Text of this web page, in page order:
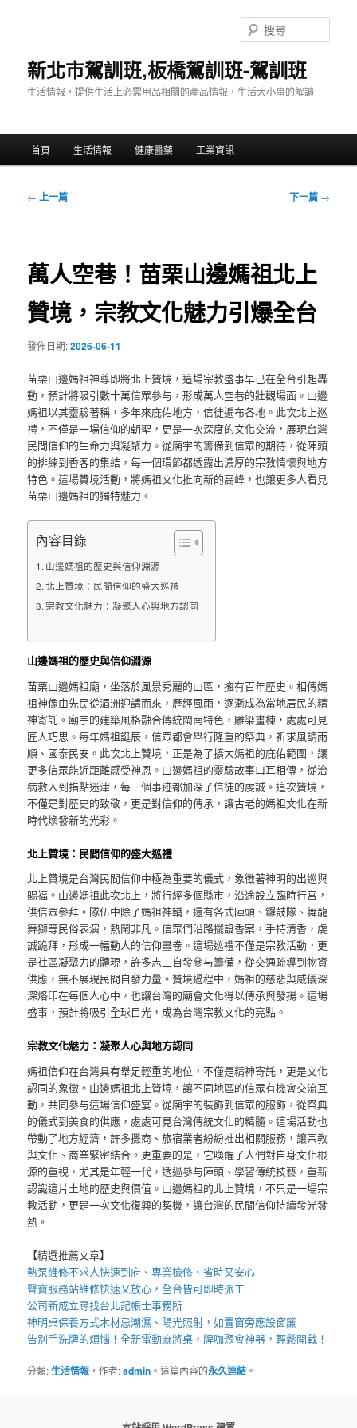
新北市駕訓班,板橋駕訓班-駕訓班
生活情報，提供生活上必需用品相關的產品情報，生活大小事的解讀
尋
首頁 生活情報 健康醫藥 工業資訊
文
← 上一篇 下一篇 →
萬人空巷！苗栗山邊媽祖北上
贊境，宗教文化魅力引爆全台
發佈日期:2026-06-11
苗栗山邊媽祖神尊即將北上贊境，這場宗教盛事早已在全台引起轟
動，預計將吸引數十萬信眾參与，形成萬人空巷的壯觀場面。山邊
媽祖以其靈驗著稱，多年來庇佑地方，信徒遍布各地。此次北上巡
禮，不僅是一場信仰的朝聖，更是一次深度的文化交流，展現台灣
民間信仰的生命力與凝聚力。從廟宇的籌備到信眾的期待，從陣頭
的排練到香客的集結，每一個環節都透露出濃厚的宗教情懷與地方
特色。這場贊境活動，將媽祖文化推向新的高峰，也讓更多人看見
苗栗山邊媽祖的獨特魅力。
內容目錄
山邊媽祖的歷史與信仰淵源
北上贊境：民間信仰的盛大巡禮
宗教文化魅力：凝聚人心與地方認同
山邊媽祖的歷史與信仰淵源
苗栗山邊媽祖廟，坐落於風景秀麗的山區，擁有百年歷史。相傳媽
祖神像由先民從湄洲迎請而來，歷經風雨，逐漸成為當地居民的精
神寄託。廟宇的建築風格融合傳統閩南特色，雕梁畫棟，處處可見
匠人巧思。每年媽祖誕辰，信眾都會舉行隆重的祭典，祈求風調雨
順、國泰民安。此次北上贊境，正是為了擴大媽祖的庇佑範圍，讓
更多信眾能近距離感受神恩。山邊媽祖的靈驗故事口耳相傳，從治
病救人到指點迷津，每一個事迹都加深了信徒的虔誠。這次贊境，
不僅是對歷史的致敬，更是對信仰的傳承，讓古老的媽祖文化在新
時代煥發新的光彩。
北上贊境：民間信仰的盛大巡禮
北上贊境是台灣民間信仰中極為重要的儀式，象徵著神明的出巡與
賜福。山邊媽祖此次北上，將行經多個縣市，沿途設立臨時行宮，
供信眾參拜。隊伍中除了媽祖神轎，還有各式陣頭、鑼鼓隊、舞龍
舞獅等民俗表演，熱鬧非凡。信眾們沿路擺設香案，手持清香，虔
誠跪拜，形成一幅動人的信仰畫卷。這場巡禮不僅是宗教活動，更
是社區凝聚力的體現，許多志工自發參与籌備，從交通疏導到物資
供應，無不展現民間自發力量。贊境過程中，媽祖的慈悲與威儀深
深烙印在每個人心中，也讓台灣的廟會文化得以傳承與發揚。這場
盛事，預計將吸引全球目光，成為台灣宗教文化的亮點。
宗教文化魅力：凝聚人心與地方認同
媽祖信仰在台灣具有舉足輕重的地位，不僅是精神寄託，更是文化
認同的象徵。山邊媽祖北上贊境，讓不同地區的信眾有機會交流互
動，共同參与這場信仰盛宴。從廟宇的裝飾到信眾的服飾，從祭典
的儀式到美食的供應，處處可見台灣傳統文化的精髓。這場活動也
帶動了地方經濟，許多攤商、旅宿業者紛紛推出相關服務，讓宗教
與文化、商業緊密結合。更重要的是，它喚醒了人們對自身文化根
源的重視，尤其是年輕一代，透過參与陣頭、學習傳統技藝，重新
認識這片土地的歷史與價值。山邊媽祖的北上贊境，不只是一場宗
教活動，更是一次文化復興的契機，讓台灣的民間信仰持續發光發
熱。
【精選推薦文章】
熱泵維修不求人快速到府、專業檢修、省時又安心
聲寶服務站維修快速又放心，全台皆可即時派工
公司新成立尋找台北記帳士事務所
神明桌保養方式木材忌潮濕、陽光照射，如置窗旁應設窗簾
告別手洗牌的煩惱！全新電動麻將桌 ，牌咖聚會神器，輕鬆開戰！
分類:生活情報 ，作者:admin 。這篇內容的永久連結 。